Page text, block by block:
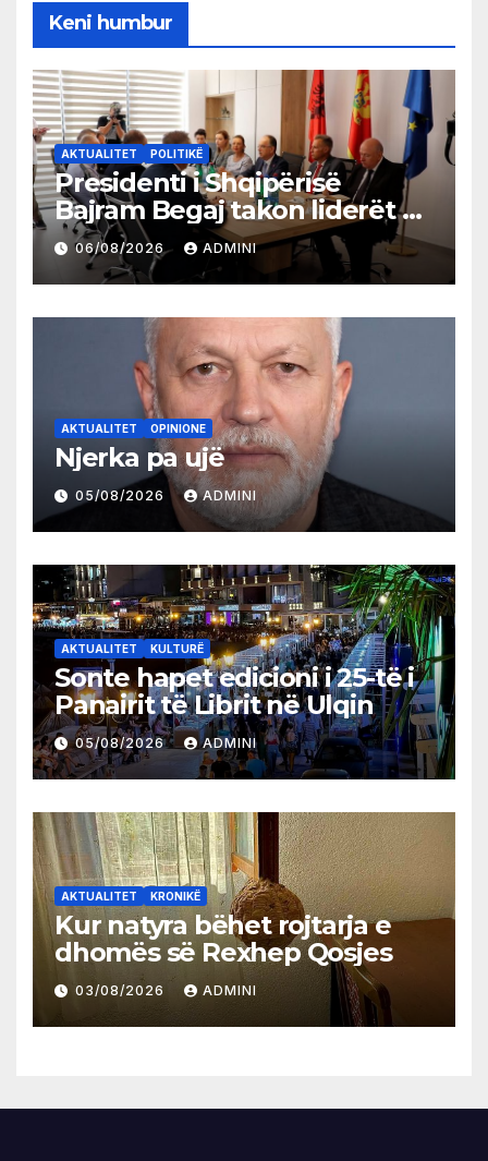
Keni humbur
AKTUALITET POLITIKË
Presidenti i Shqipërisë
Bajram Begaj takon liderët e
partive shqiptare në Ulqin
06/08/2026 ADMINI
AKTUALITET OPINIONE
Njerka pa ujë
05/08/2026 ADMINI
AKTUALITET KULTURË
Sonte hapet edicioni i 25-të i
Panairit të Librit në Ulqin
05/08/2026 ADMINI
AKTUALITET KRONIKË
Kur natyra bëhet rojtarja e
dhomës së Rexhep Qosjes
03/08/2026 ADMINI